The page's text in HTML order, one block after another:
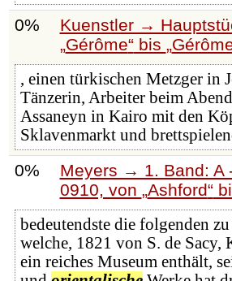
0%
Kuenstler →
Gérôme bis
, einen türkischen Metzger in
Tänzerin, Arbeiter beim
Assaneyn in Kairo mit den
Sklavenmarkt und
0%
Meyers → 1. Band: A
0910, von Ashford
bedeutendste die folgenden
welche, 1821 von S. de Sacy,
ein reiches Museum enthält,